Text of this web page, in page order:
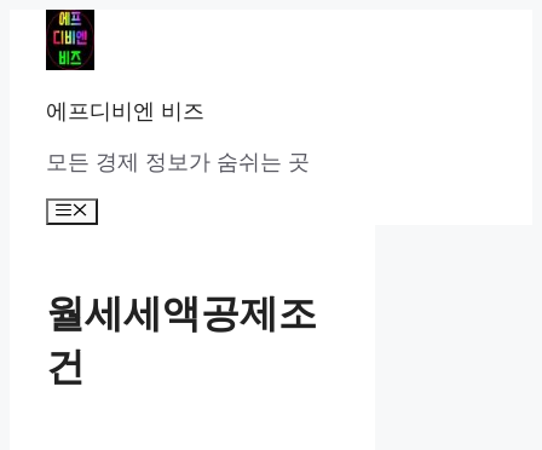
에프디비엔 비즈
모든 경제 정보가 숨쉬는 곳
메
월세세액공제조
건